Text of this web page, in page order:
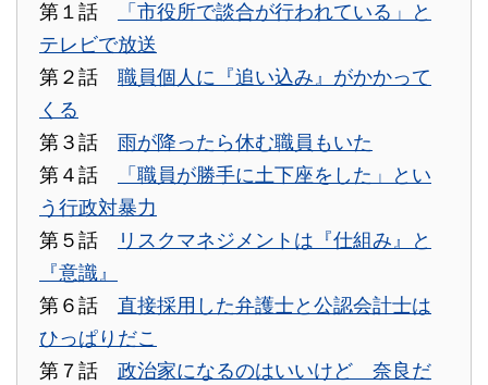
第１話
「市役所で談合が行われている」と
テレビで放送
第２話 職員個人に『追い込み』がかかって
くる
第３話 雨が降ったら休む職員もいた
第４話
「職員が勝手に土下座をした」とい
う行政対暴力
第５話
リスクマネジメントは『仕組み』と
『意識』
第６話 直接採用した弁護士と公認会計士は
ひっぱりだこ
第７話 政治家になるのはいいけど 奈良だ